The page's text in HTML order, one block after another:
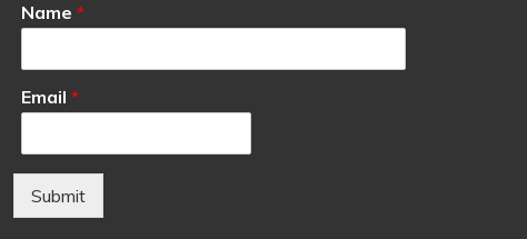
Name *
Email *
Submit